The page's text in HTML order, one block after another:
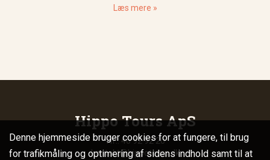
Læs mere »
Hippo Tours ApS
Tlf.: 40 92 92 20
kontakt@hippotours.dk
Denne hjemmeside bruger cookies for at fungere, til brug
for trafikmåling og optimering af sidens indhold samt til at